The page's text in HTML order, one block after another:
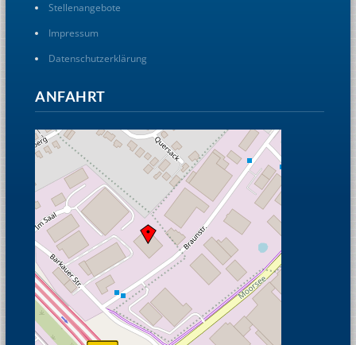
Stellenangebote
Impressum
Datenschutzerklärung
ANFAHRT